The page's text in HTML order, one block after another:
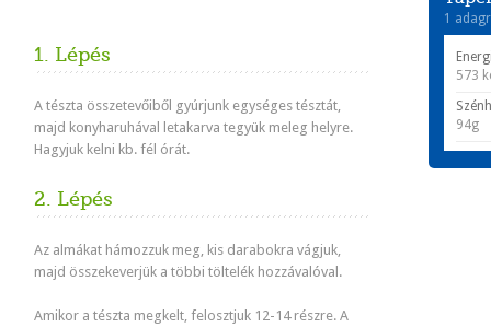
1. Lépés
A tészta összetevőiből gyúrjunk egységes tésztát,
majd konyharuhával letakarva tegyük meleg helyre.
Hagyjuk kelni kb. fél órát.
2. Lépés
Az almákat hámozzuk meg, kis darabokra vágjuk,
majd összekeverjük a többi töltelék hozzávalóval.
Amikor a tészta megkelt, felosztjuk 12-14 részre. A
1
573
94g